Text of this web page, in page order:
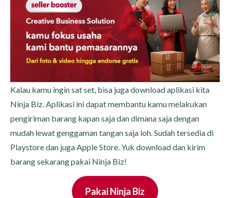
Kalau kamu ingin sat set, bisa juga download aplikasi kita
Ninja Biz. Aplikasi ini dapat membantu kamu melakukan
pengiriman barang kapan saja dan dimana saja dengan
mudah lewat genggaman tangan saja loh. Sudah tersedia di
Playstore dan juga Apple Store. Yuk download dan kirim
barang sekarang pakai Ninja Biz!
Pakai Ninja Biz